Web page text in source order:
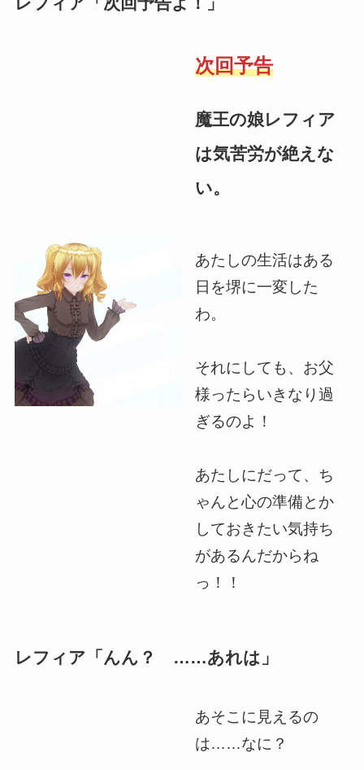
次回予告
魔王の娘レフィア
は気苦労が絶えな
い。
あたしの生活はある
日を堺に一変した
わ。
それにしても、お父
様ったらいきなり過
ぎるのよ！
あたしにだって、ち
ゃんと心の準備とか
しておきたい気持ち
があるんだからね
っ！！
レフィア「んん？ ……あれは」
あそこに見えるの
は……なに？